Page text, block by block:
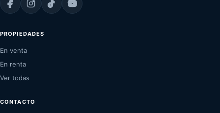
PROPIEDADES
En venta
En renta
Ver todas
CONTACTO